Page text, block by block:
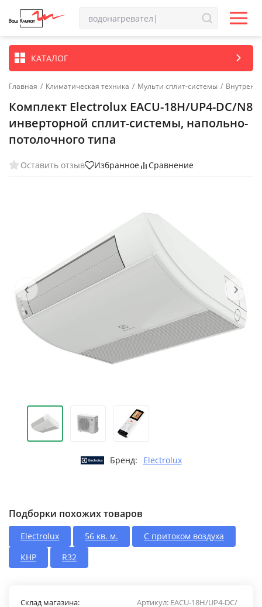
КАТАЛОГ
Главная / Климатическая техника / Мульти сплит-системы /
Комплект Electrolux EACU-18H/UP4-DC/N8
инверторной сплит-системы, напольно-
потолочного типа
Оставить отзыв Избранное Сравнение
‹ ›
Бренд: Electrolux
Подборки похожих товаров
Electrolux 56 кв. м.
С притоком воздуха
КНР
R32
Артикул: EACU-18H/UP4-DC/
Склад магазина: